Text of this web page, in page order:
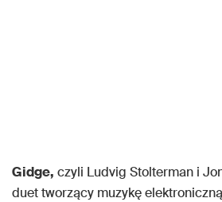
Gidge, czyli Ludvig Stolterman i
duet tworzący muzykę